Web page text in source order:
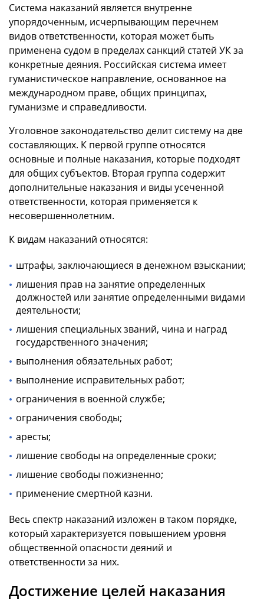
Система наказаний является внутренне
упорядоченным, исчерпывающим перечнем
видов ответственности, которая может быть
применена судом в пределах санкций статей УК за
конкретные деяния. Российская система имеет
гуманистическое направление, основанное на
международном праве, общих принципах,
гуманизме и справедливости.
Уголовное законодательство делит систему на две
составляющих. К первой группе относятся
основные и полные наказания, которые подходят
для общих субъектов. Вторая группа содержит
дополнительные наказания и виды усеченной
ответственности, которая применяется к
несовершеннолетним.
К видам наказаний относятся:
штрафы, заключающиеся в денежном взыскании;
лишения прав на занятие определенных
должностей или занятие определенными видами
деятельности;
лишения специальных званий, чина и наград
государственного значения;
выполнения обязательных работ;
выполнение исправительных работ;
ограничения в военной службе;
ограничения свободы;
аресты;
лишение свободы на определенные сроки;
лишение свободы пожизненно;
применение смертной казни.
Весь спектр наказаний изложен в таком порядке,
который характеризуется повышением уровня
общественной опасности деяний и
ответственности за них.
Достижение целей наказания